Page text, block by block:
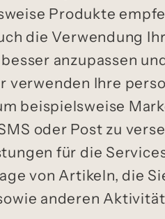
Produkte
die Verwendung
anzupassen
verwenden Ihre
beispielsweise
oder Post zu
für die
von Artikeln, die
anderen